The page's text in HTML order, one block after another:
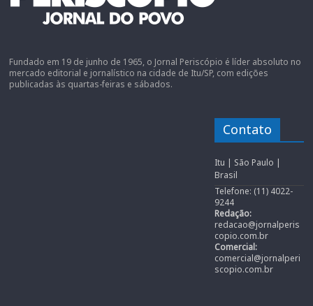
Fundado em 19 de junho de 1965, o Jornal Periscópio é líder absoluto no
mercado editorial e jornalístico na cidade de Itu/SP, com edições
publicadas às quartas-feiras e sábados.
Contato
Itu | São Paulo |
Brasil
Telefone: (11) 4022-
9244
Redação:
redacao@jornalperis
copio.com.br
Comercial:
comercial@jornalperi
scopio.com.br